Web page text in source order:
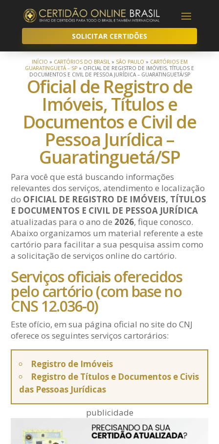
SOLICITAR CERTIDÕES
INÍCIO » CARTÓRIOS DO BRASIL» SÃO PAULO » CARTÓRIOS EM
GUARATINGUETÁ – SP » OFICIAL DE REGISTRO DE IMÓVEIS, TÍTULOS E
DOCUMENTOS E CIVIL DE PESSOA JURÍDICA – GUARATINGUETÁ/SP
Oficial de Registro de
Imóveis, Títulos e
Documentos e Civil de
Pessoa Jurídica –
Guaratinguetá/SP
Para você que está buscando informações
relevantes dos serviços, atendimento e localização
do OFICIAL DE REGISTRO DE IMÓVEIS, TÍTULOS
E DOCUMENTOS E CIVIL DE PESSOA JURÍDICA
atualizadas para o ano de 2026, fique conosco.
Abaixo organizamos um material referente a este
cartório para facilitar a sua pesquisa assim como
a solicitação de serviços online do cartório.
Serviços oficiais oferecidos
pelo cartório (com base no
CNS 12.036-0)
Este ofício, em sua página oficial no site do CNJ
oferece os seguintes serviços cartorários:
Registro de Imóveis
Registro de Títulos e Documentos e Civis
das Pessoas Jurídicas
publicidade